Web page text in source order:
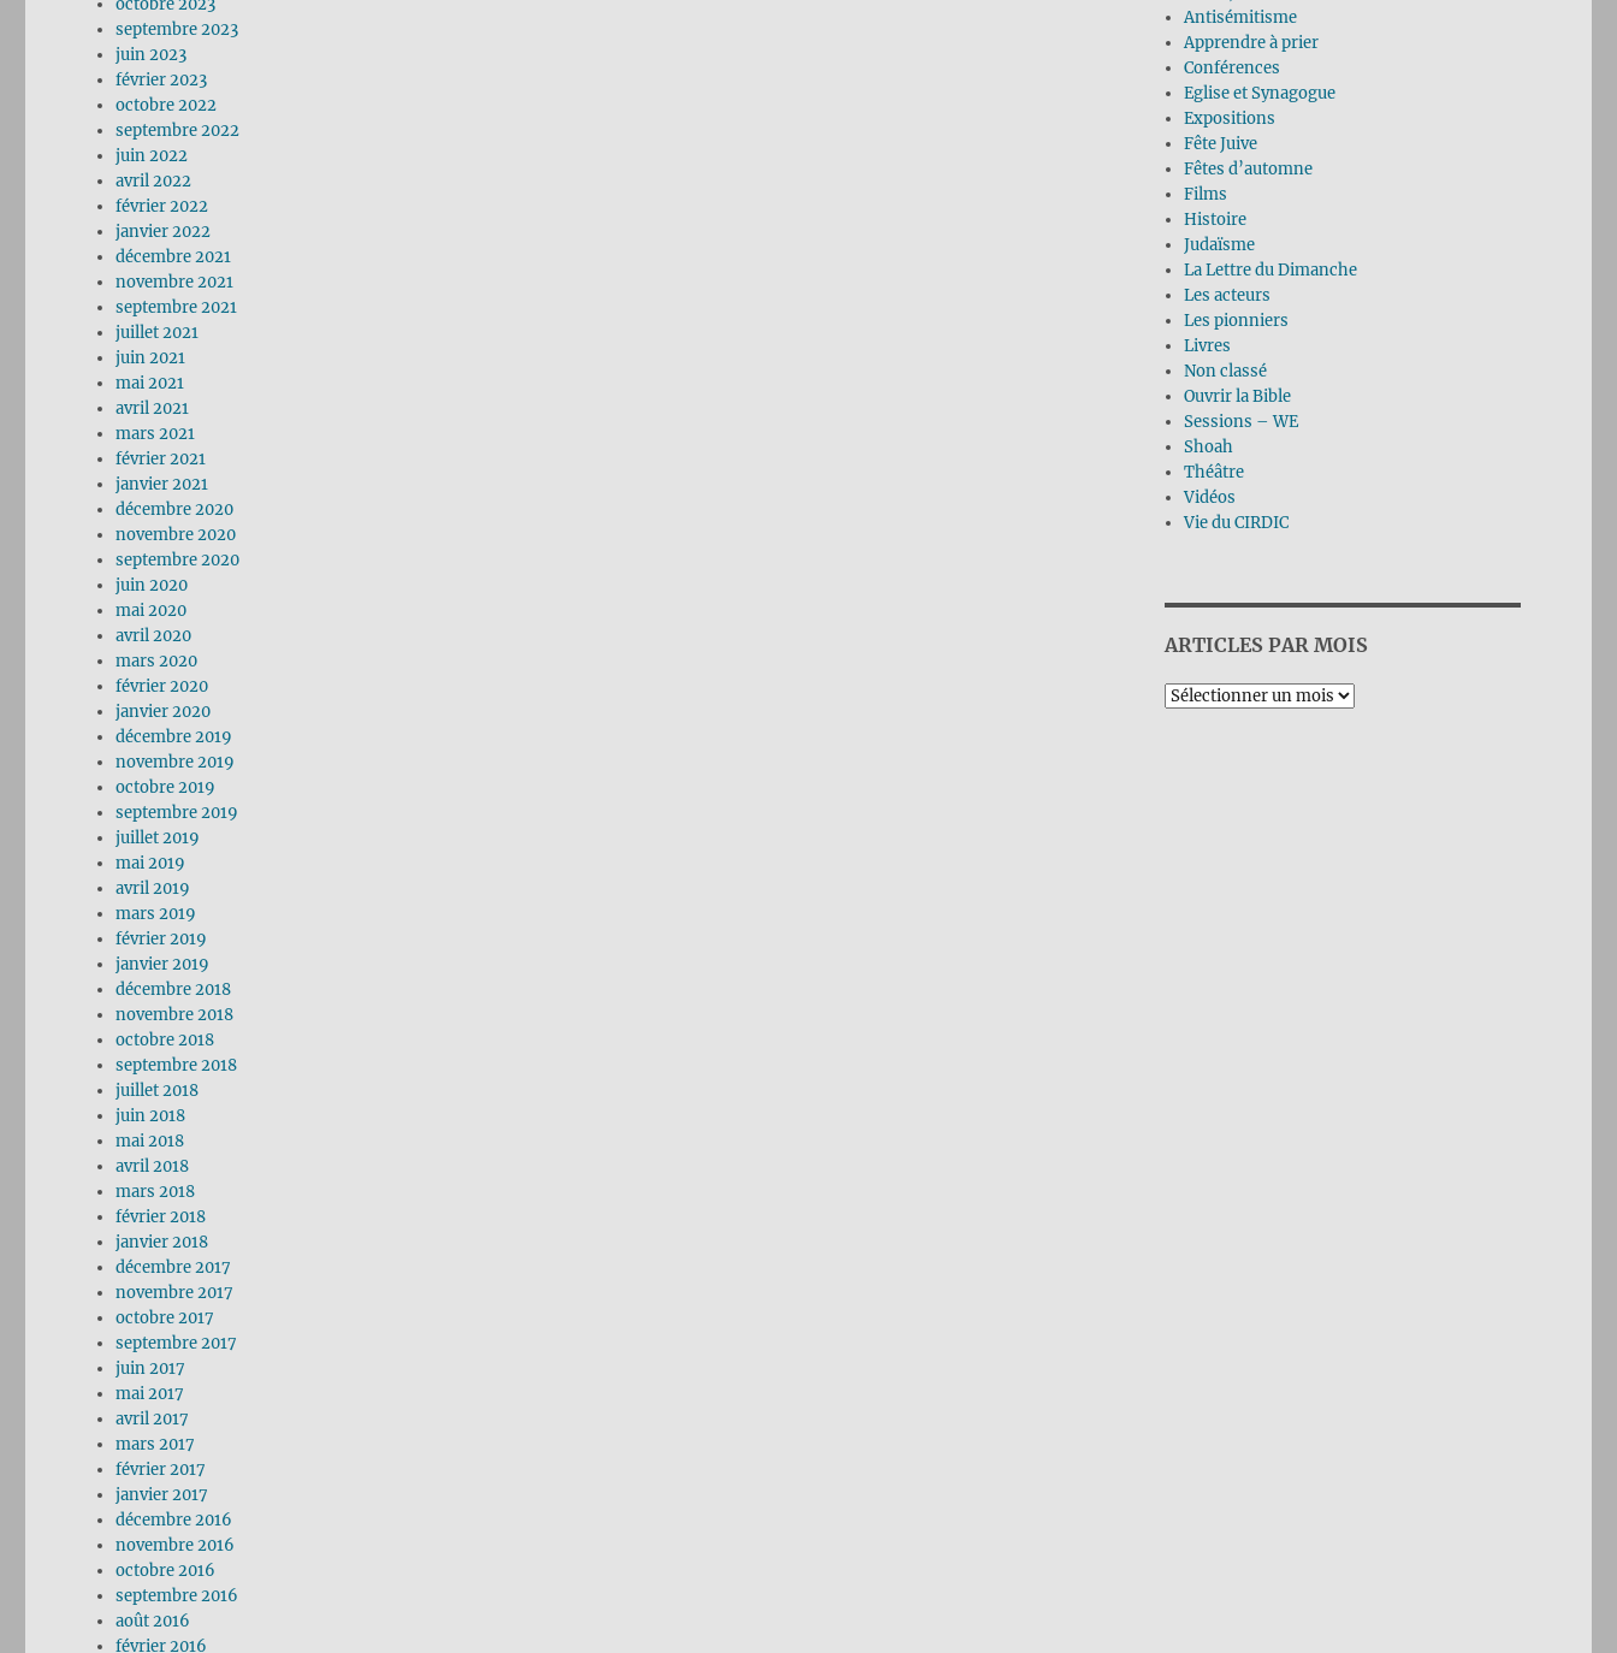
octobre 2023
septembre 2023
juin 2023
février 2023
octobre 2022
septembre 2022
juin 2022
avril 2022
février 2022
janvier 2022
décembre 2021
novembre 2021
septembre 2021
juillet 2021
juin 2021
mai 2021
avril 2021
mars 2021
février 2021
janvier 2021
décembre 2020
novembre 2020
septembre 2020
juin 2020
mai 2020
avril 2020
mars 2020
février 2020
janvier 2020
décembre 2019
novembre 2019
octobre 2019
septembre 2019
juillet 2019
mai 2019
avril 2019
mars 2019
février 2019
janvier 2019
décembre 2018
novembre 2018
octobre 2018
septembre 2018
juillet 2018
juin 2018
mai 2018
avril 2018
mars 2018
février 2018
janvier 2018
décembre 2017
novembre 2017
octobre 2017
septembre 2017
juin 2017
mai 2017
avril 2017
mars 2017
février 2017
janvier 2017
décembre 2016
novembre 2016
octobre 2016
septembre 2016
août 2016
février 2016
Antisémitisme
Apprendre à prier
Conférences
Eglise et Synagogue
Expositions
Fête Juive
Fêtes d’automne
Films
Histoire
Judaïsme
La Lettre du Dimanche
Les acteurs
Les pionniers
Livres
Non classé
Ouvrir la Bible
Sessions – WE
Shoah
Théâtre
Vidéos
Vie du CIRDIC
ARTICLES PAR MOIS
Archives